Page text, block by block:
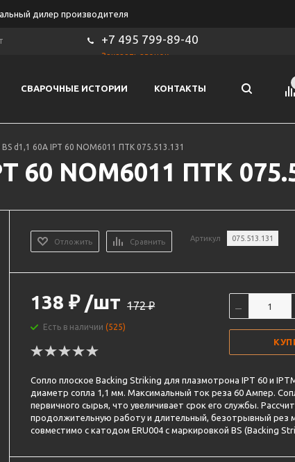
дилер производителя
+7 495 799-89-40
Заказать звонок
СВАРОЧНЫЕ ИСТОРИИ КОНТАКТЫ
d1,1 60A IPT 60 NOM6011 ПТК 075.513.131
60 NOM6011 ПТК
Отложить Сравнить Артикул 075.513.131
138 ₽ /шт 172₽
Есть в наличии(525)
Сопло плоское Backing Striking для плазмотрона IPT 60 и
диаметр сопла 1,1 мм. Максимальный ток реза 60 Ампер.
первичного сырья, что увеличивает срок его службы.
продолжительную работу и длительный, безотрывный рез
совместимо с катодом ERU004 с маркировкой BS (Backing